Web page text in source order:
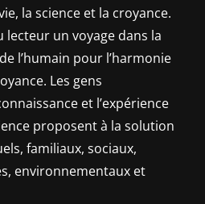
la science et la croyance.
lecteur un voyage dans la
l’humain pour l’harmonie
Les gens
et l’expérience
proposent à la solution
familiaux, sociaux,
environnementaux et